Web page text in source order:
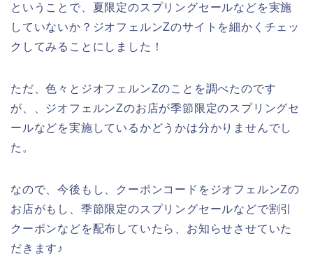
ということで、夏限定のスプリングセールなどを実施
していないか？ジオフェルンZのサイトを細かくチェッ
クしてみることにしました！
ただ、色々とジオフェルンZのことを調べたのです
が、、ジオフェルンZのお店が季節限定のスプリングセ
ールなどを実施しているかどうかは分かりませんでし
た。
なので、今後もし、クーポンコードをジオフェルンZの
お店がもし、季節限定のスプリングセールなどで割引
クーポンなどを配布していたら、お知らせさせていた
だきます♪